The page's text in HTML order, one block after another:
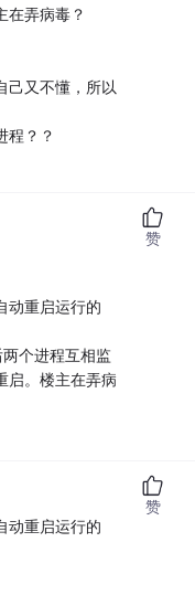
在弄病毒？
己又不懂，所以
程？？
动重启运行的
个进程互相监
启。楼主在弄病
赞
动重启运行的
赞